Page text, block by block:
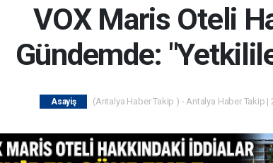
VOX Maris Oteli
Gündemde:
Asayiş (Antalya Haber Takip ) - Antalya Haber Takip |